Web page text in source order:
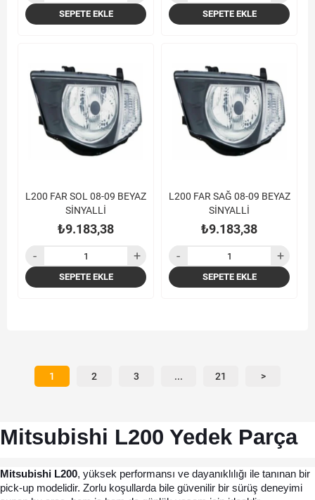
SEPETE EKLE SEPETE EKLE
L200 FAR SOL 08-09 BEYAZ
SİNYALLİ
₺9.183,38
SEPETE EKLE
L200 FAR SAĞ 08-09 BEYAZ
SİNYALLİ
₺9.183,38
SEPETE EKLE
1 2 3 ... 21 >
Mitsubishi L200 Yedek Parça
Mitsubishi L200, yüksek performansı ve dayanıklılığı ile tanınan bir
pick-up modelidir. Zorlu koşullarda bile güvenilir bir sürüş deneyimi